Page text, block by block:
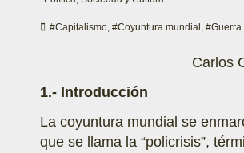
#Capitalismo, #Coyuntura mundial ,
Carlos
1.- Introducción
La coyuntura mundial se
que se llama la “policrisis”,